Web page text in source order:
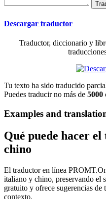
Descargar traductor
Traductor, diccionario y
Tu texto ha sido traducido
Puedes traducir no más de 5000
Examples and
Qué puede hacer
chino
El traductor en línea
italiano y chino, preservando el
gratuito y ofrece sugerencias de
contexto.